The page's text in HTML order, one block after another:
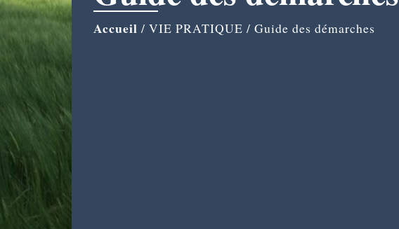
Accueil / VIE PRATIQUE / Guide des démarches